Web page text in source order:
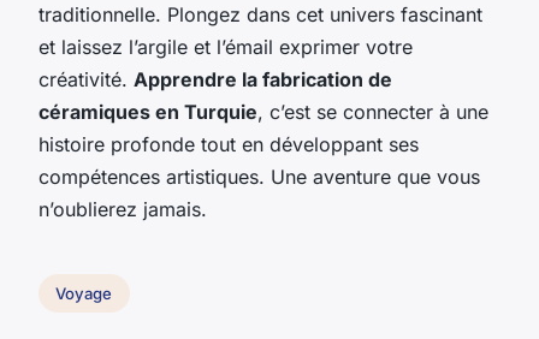
traditionnelle. Plongez dans cet univers fascinant
et laissez l’argile et l’émail exprimer votre
créativité. Apprendre la fabrication de
céramiques en Turquie, c’est se connecter à une
histoire profonde tout en développant ses
compétences artistiques. Une aventure que vous
n’oublierez jamais.
Voyage